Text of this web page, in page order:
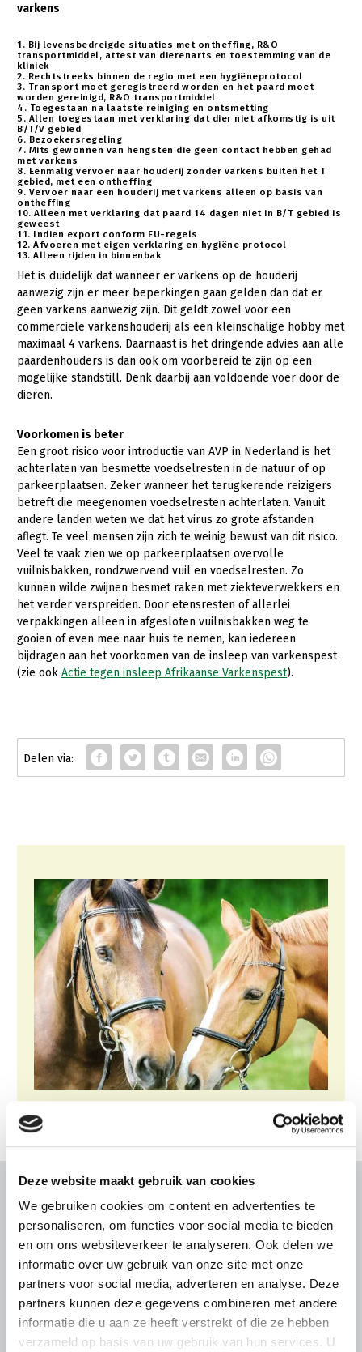
Deze website maakt gebruik van cookies
We gebruiken cookies om content en advertenties te
personaliseren, om functies voor social media te bieden
en om ons websiteverkeer te analyseren. Ook delen we
informatie over uw gebruik van onze site met onze
partners voor social media, adverteren en analyse. Deze
partners kunnen deze gegevens combineren met andere
informatie die u aan ze heeft verstrekt of die ze hebben
verzameld op basis van uw gebruik van hun services. U
varkens
1. Bij levensbedreigde situaties met ontheffing, R&O
transportmiddel, attest van dierenarts en toestemming van de
kliniek
2. Rechtstreeks binnen de regio met een hygiëneprotocol
3. Transport moet geregistreerd worden en het paard moet
worden gereinigd, R&O transportmiddel
4. Toegestaan na laatste reiniging en ontsmetting
5. Allen toegestaan met verklaring dat dier niet afkomstig is uit
B/T/V gebied
6. Bezoekersregeling
7. Mits gewonnen van hengsten die geen contact hebben gehad
met varkens
8. Eenmalig vervoer naar houderij zonder varkens buiten het T
gebied, met een ontheffing
9. Vervoer naar een houderij met varkens alleen op basis van
ontheffing
10. Alleen met verklaring dat paard 14 dagen niet in B/T gebied is
geweest
11. Indien export conform EU-regels
12. Afvoeren met eigen verklaring en hygiëne protocol
13. Alleen rijden in binnenbak
Het is duidelijk dat wanneer er varkens op de houderij
aanwezig zijn er meer beperkingen gaan gelden dan dat er
geen varkens aanwezig zijn. Dit geldt zowel voor een
commerciële varkenshouderij als een kleinschalige hobby met
maximaal 4 varkens. Daarnaast is het dringende advies aan alle
paardenhouders is dan ook om voorbereid te zijn op een
mogelijke standstill. Denk daarbij aan voldoende voer door de
dieren.
Voorkomen is beter
Een groot risico voor introductie van AVP in Nederland is het
achterlaten van besmette voedselresten in de natuur of op
parkeerplaatsen. Zeker wanneer het terugkerende reizigers
betreft die meegenomen voedselresten achterlaten. Vanuit
andere landen weten we dat het virus zo grote afstanden
aflegt. Te veel mensen zijn zich te weinig bewust van dit risico.
Veel te vaak zien we op parkeerplaatsen overvolle
vuilnisbakken, rondzwervend vuil en voedselresten. Zo
kunnen wilde zwijnen besmet raken met ziekteverwekkers en
het verder verspreiden. Door etensresten of allerlei
verpakkingen alleen in afgesloten vuilnisbakken weg te
gooien of even mee naar huis te nemen, kan iedereen
bijdragen aan het voorkomen van de insleep van varkenspest
(zie ook Actie tegen insleep Afrikaanse Varkenspest).
Gerelateerd nieuws
Abonneren via e-mail
Abonneren via RSS